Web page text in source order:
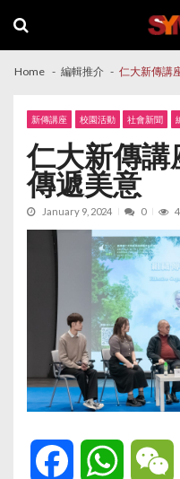
navigation
content
Home 編輯推介 仁大新傳講
新傳講座 校園活動 社會新聞
仁大新傳講
傳遞美意
January 9, 2024 0
Facebook